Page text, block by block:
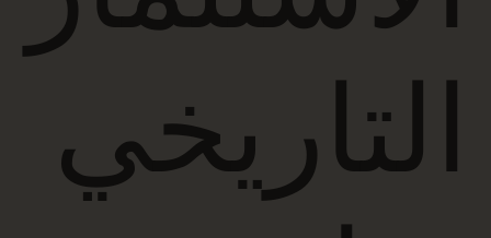
التاريخي